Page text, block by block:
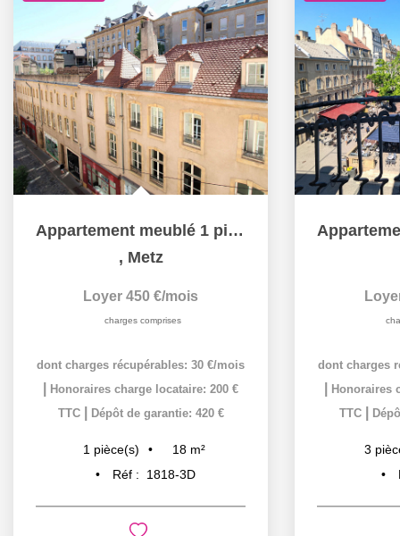
Appartement meublé 1 pièce 18 m² à louer à METZ hypercentre
, Metz
Loyer 450 €/mois
charges comprises
dont charges récupérables: 30 €/mois
Honoraires charge locataire: 200 €
TTC
Dépôt de garantie: 420 €
1 pièce(s) 18 m²
Réf :
1818-3D
dont charges
Honoraires
TTC
3